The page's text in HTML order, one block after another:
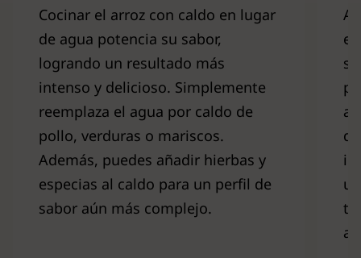
Cocinar el arroz con caldo en lugar
de agua potencia su sabor,
logrando un resultado más
intenso y delicioso. Simplemente
reemplaza el agua por caldo de
pollo, verduras o mariscos.
Además, puedes añadir hierbas y
especias al caldo para un perfil de
sabor aún más complejo.